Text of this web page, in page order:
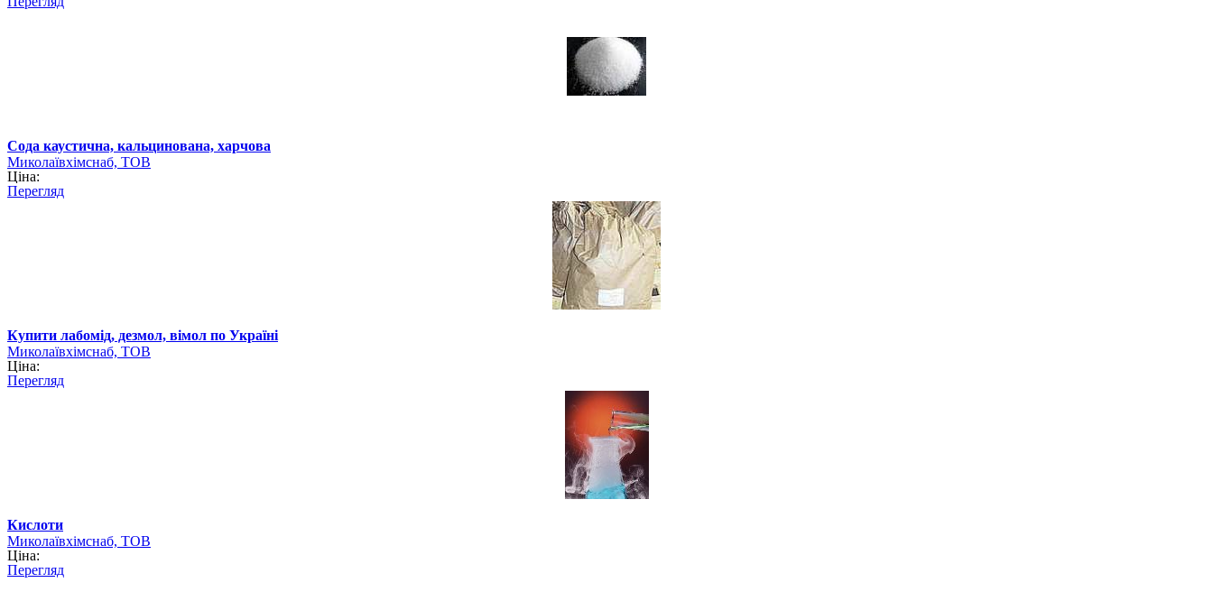
Сода каустична, кальцинована, харчова
Миколаївхімснаб, ТОВ
Ціна:
Перегляд
Купити лабомід, дезмол, вімол по Україні
Миколаївхімснаб, ТОВ
Ціна:
Перегляд
Кислоти
Миколаївхімснаб, ТОВ
Ціна:
Перегляд